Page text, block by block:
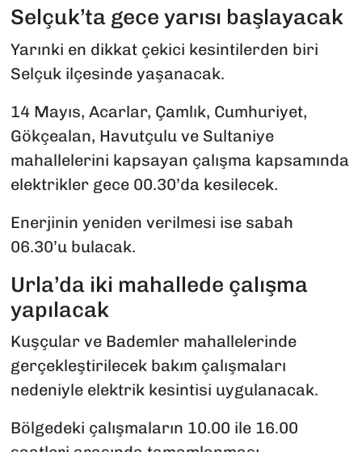
Selçuk’ta gece yarısı başlayacak
Yarınki en dikkat çekici kesintilerden biri
Selçuk ilçesinde yaşanacak.
14 Mayıs, Acarlar, Çamlık, Cumhuriyet,
Gökçealan, Havutçulu ve Sultaniye
mahallelerini kapsayan çalışma kapsamında
elektrikler gece 00.30’da kesilecek.
Enerjinin yeniden verilmesi ise sabah
06.30’u bulacak.
Urla’da iki mahallede çalışma
yapılacak
Kuşçular ve Bademler mahallelerinde
gerçekleştirilecek bakım çalışmaları
nedeniyle elektrik kesintisi uygulanacak.
Bölgedeki çalışmaların 10.00 ile 16.00